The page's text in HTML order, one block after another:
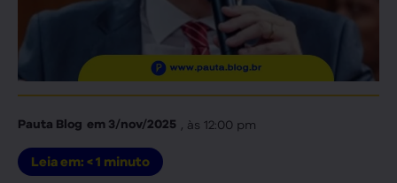
Pauta Blog em 3/nov/2025 , às 12:00 pm
Leia em: < 1 minuto